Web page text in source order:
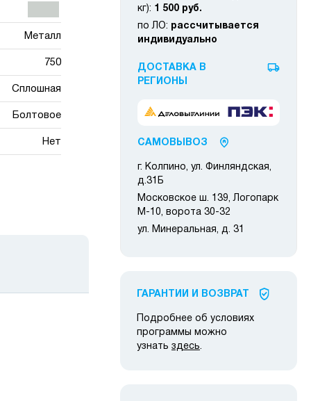
Металл
750
Сплошная
Болтовое
Нет
кг): 1 500 руб.
по ЛО: рассчитывается
индивидуально
ДОСТАВКА В
РЕГИОНЫ
САМОВЫВОЗ
г. Колпино, ул. Финляндская,
д.31Б
Московское ш. 139, Логопарк
М-10, ворота 30-32
ул. Минеральная, д. 31
ГАРАНТИИ И ВОЗВРАТ
Подробнее об условиях
программы можно
узнать здесь.